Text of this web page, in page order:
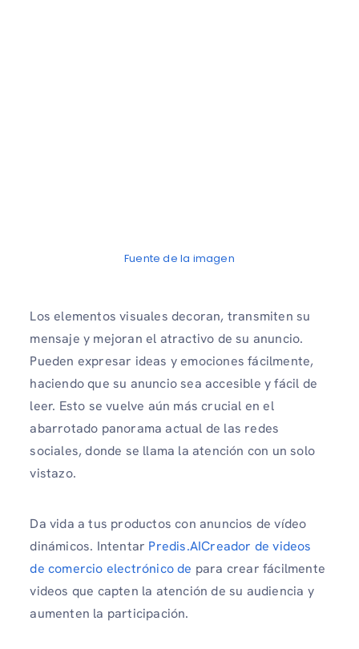
Fuente de la imagen
Los elementos visuales decoran, transmiten su
mensaje y mejoran el atractivo de su anuncio.
Pueden expresar ideas y emociones fácilmente,
haciendo que su anuncio sea accesible y fácil de
leer. Esto se vuelve aún más crucial en el
abarrotado panorama actual de las redes
sociales, donde se llama la atención con un solo
vistazo.
Da vida a tus productos con anuncios de vídeo
dinámicos. Intentar Predis.AICreador de videos
de comercio electrónico de para crear fácilmente
videos que capten la atención de su audiencia y
aumenten la participación.